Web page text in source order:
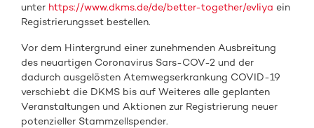
unter https://www.dkms.de/de/better-together/evliya ein
Registrierungsset bestellen.
Vor dem Hintergrund einer zunehmenden Ausbreitung
des neuartigen Coronavirus Sars-COV-2 und der
dadurch ausgelösten Atemwegserkrankung COVID-19
verschiebt die DKMS bis auf Weiteres alle geplanten
Veranstaltungen und Aktionen zur Registrierung neuer
potenzieller Stammzellspender.